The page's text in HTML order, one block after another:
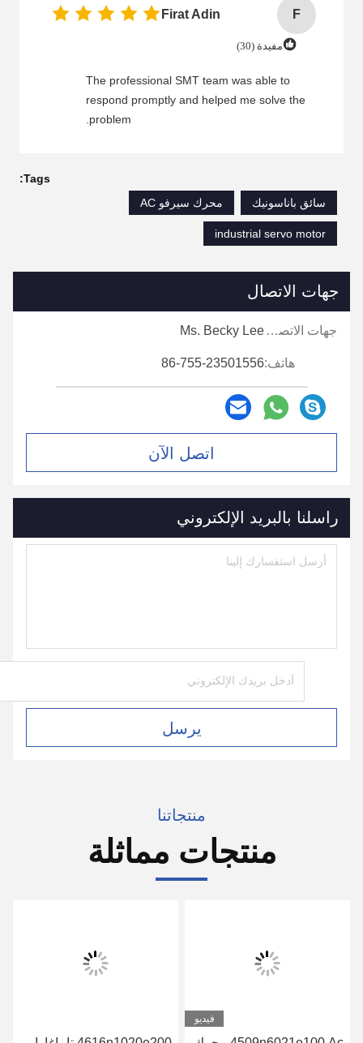
F
Firat Adin
مفيدة (30)
The professional SMT team was able to
respond promptly and helped me solve the
problem.
Tags:
سائق باناسونيك
محرك سيرفو AC
industrial servo motor
جهات الاتصال
جهات الاتصال: Ms. Becky Lee
هاتف:86-755-23501556
اتصل الآن
راسلنا بالبريد الإلكتروني
يرسل
منتجاتنا
منتجات مماثلة
فيديو